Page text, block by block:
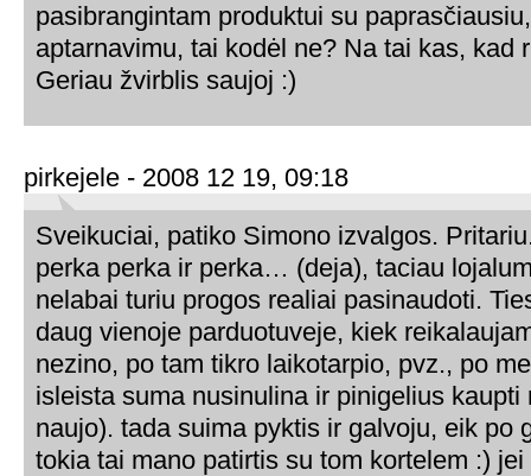
pasibrangintam produktui su
aptarnavimu, tai kodėl ne? Na tai kas, kad
Geriau žvirblis saujoj :)
pirkejele - 2008 12 19, 09:18
Sveikuciai, patiko Simono izvalgos.
perka perka ir perka… (deja), taciau
nelabai turiu progos realiai pasinaudoti.
daug vienoje parduotuveje, kiek
nezino, po tam tikro laikotarpio, pvz., po
isleista suma nusinulina ir pinigelius kaupti
naujo). tada suima pyktis ir galvoju, eik po
tokia tai mano patirtis su tom kortelem :)